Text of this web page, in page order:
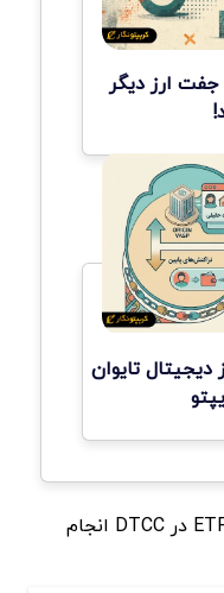
حذف ارز از کوین بیس؛ ۶ جفت ارز دیگر
تایوان
16 دیدگاه در “سولانا در اوج: تایید ETF در DTCC انجام